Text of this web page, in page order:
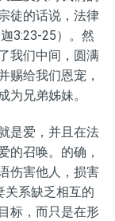
徒的话说， 法律
迦3:23-25）。 然
我们中间，圆满
赐给我们恩宠，
为兄弟姊妹。
是爱，并且在法
的召唤。 的确 ，
伤害他人， 损害
关系缺乏相互的
标，而只是在形